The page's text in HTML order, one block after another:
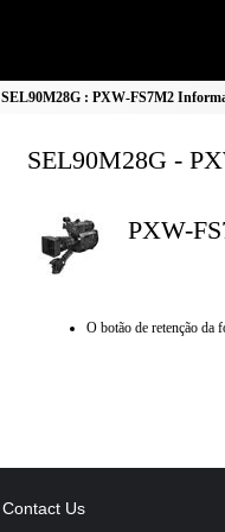
SEL90M28G : PXW-FS7M2
SEL90M28G -
PXW-
O botão de retenção da
Contact Us